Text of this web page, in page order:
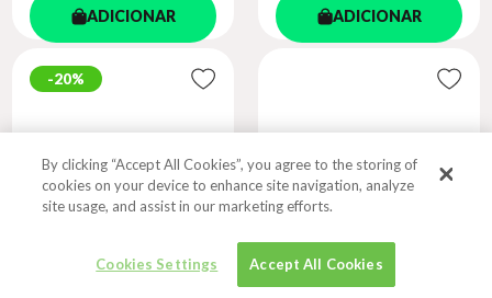
ADICIONAR ADICIONAR
20%
By clicking “Accept All Cookies”, you agree to the storing of
cookies on your device to enhance site navigation, analyze
site usage, and assist in our marketing efforts.
Cookies Settings Accept All Cookies